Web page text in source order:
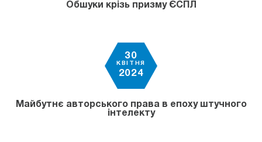
Обшуки крізь призму ЄСПЛ
30
КВІТНЯ
2024
Майбутнє авторського права в епоху штучного
інтелекту